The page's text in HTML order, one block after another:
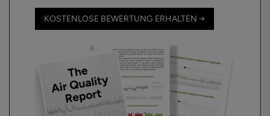
KOSTENLOSE BEWERTUNG ERHALTEN →